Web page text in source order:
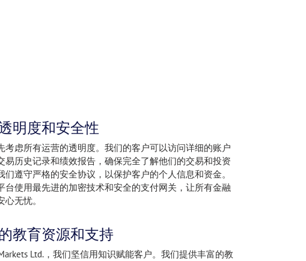
明度和安全性
考虑所有运营的透明度。我们的客户可以访问详细的账户
易历史记录和绩效报告，确保完全了解他们的交易和投资
们遵守严格的安全协议，以保护客户的个人信息和资金。
台使用最先进的加密技术和安全的支付网关，让所有金融
心无忧。
教育资源和支持
Ltd.，我们坚信用知识赋能客户。我们提供丰富的教